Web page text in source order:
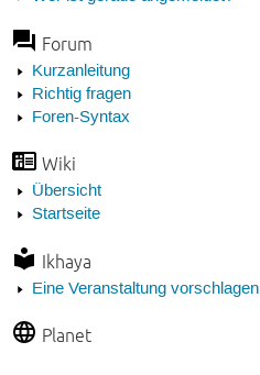
Forum
Kurzanleitung
Richtig fragen
Foren-Syntax
Wiki
Übersicht
Startseite
Ikhaya
Eine Veranstaltung vorschlagen
Planet